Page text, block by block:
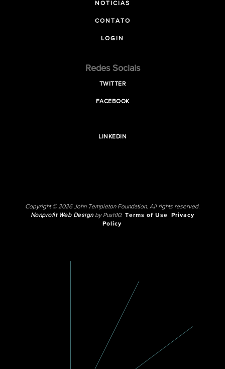
NOTICIAS
CONTATO
LOGIN
Redes Sociais
TWITTER
FACEBOOK
LINKEDIN
Copyright © 2026 John Templeton Foundation. All rights reserved.
Nonprofit Web Designby Push10. Terms of Use
Privacy
Policy